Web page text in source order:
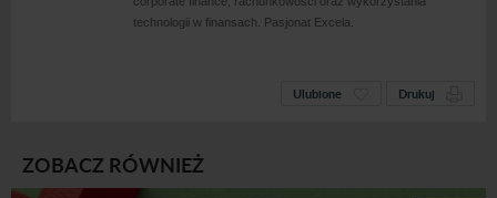
technologii w finansach. Pasjonat Excela.
Ulubione Drukuj
ZOBACZ RÓWNIEŻ